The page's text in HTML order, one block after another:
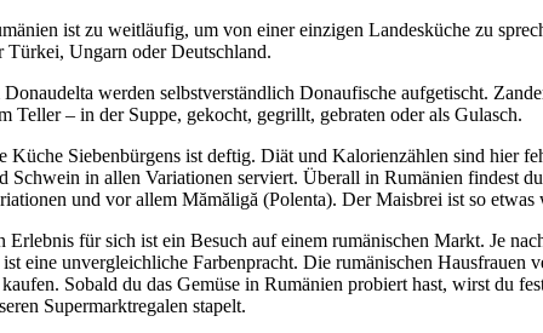
ist zu weitläufig, um von einer einzigen Landesküche zu
Türkei, Ungarn oder Deutschland.
werden selbstverständlich Donaufische aufgetischt.
Teller – in der Suppe, gekocht, gegrillt, gebraten oder als Gulasch.
Küche Siebenbürgens ist deftig. Diät und Kalorienzählen sind hier
Schwein in allen Variationen serviert. Überall in Rumänien findest
und vor allem Mămăligă (Polenta). Der Maisbrei ist so
Erlebnis für sich ist ein Besuch auf einem rumänischen Markt. Je
ist eine unvergleichliche Farbenpracht. Die rumänischen
Sobald du das Gemüse in Rumänien probiert hast, wirst du
Supermarktregalen stapelt.